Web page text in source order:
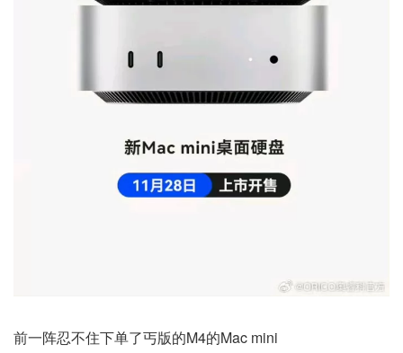
前一阵忍不住下单了丐版的M4的Mac mini